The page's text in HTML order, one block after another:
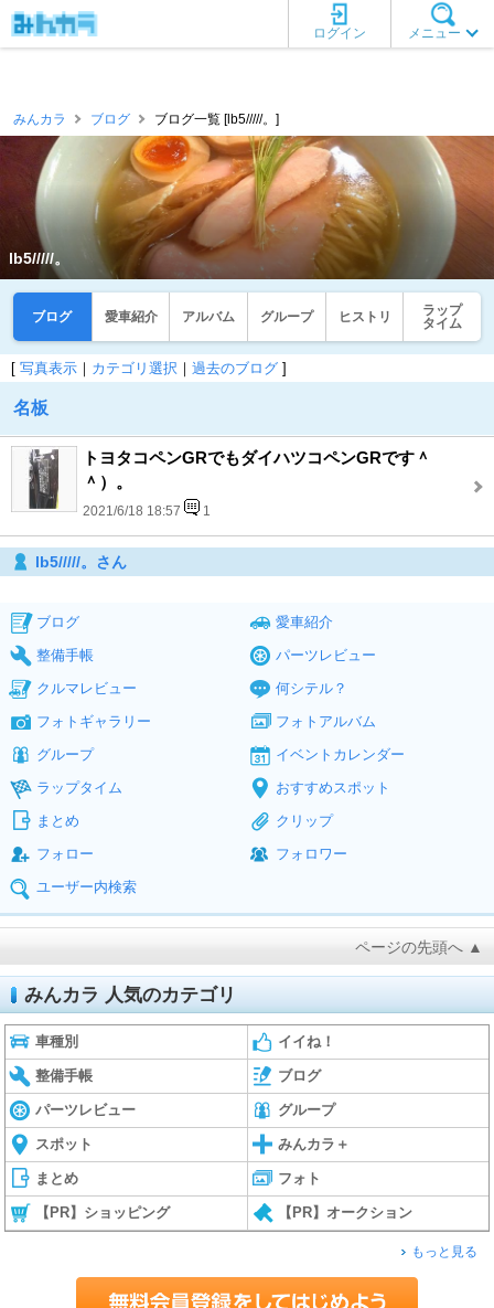
メニュー
ログイン
みんカラ ブログ ブログ一覧 [lb5/////。]
lb5/////。
ブログ 愛車紹介 アルバム グループ ヒストリ
ラップ
タイム
[ 写真表示 ｜ カテゴリ選択 ｜ 過去のブログ ]
名板
トヨタコペンGRでもダイハツコペンGRです＾
＾）。
2021/6/18 18:57 1
lb5/////。さん
ブログ
愛車紹介
整備手帳
パーツレビュー
クルマレビュー
何シテル？
フォトギャラリー
フォトアルバム
グループ
イベントカレンダー
ラップタイム
おすすめスポット
まとめ
クリップ
フォロー
フォロワー
ユーザー内検索
ページの先頭へ ▲
みんカラ 人気のカテゴリ
車種別 イイね！
整備手帳 ブログ
パーツレビュー グループ
スポット みんカラ＋
まとめ フォト
【PR】ショッピング 【PR】オークション
もっと見る